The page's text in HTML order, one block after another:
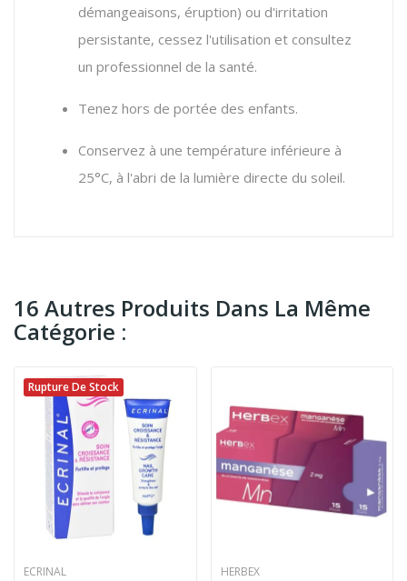
démangeaisons, éruption) ou d'irritation
persistante, cessez l'utilisation et consultez
un professionnel de la santé.
Tenez hors de portée des enfants.
Conservez à une température inférieure à
25°C, à l'abri de la lumière directe du soleil.
16 Autres Produits Dans La Même
Catégorie :
Rupture De Stock
ECRINAL HERBEX